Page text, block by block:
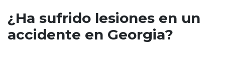
¿Ha sufrido lesiones en un
accidente en Georgia?